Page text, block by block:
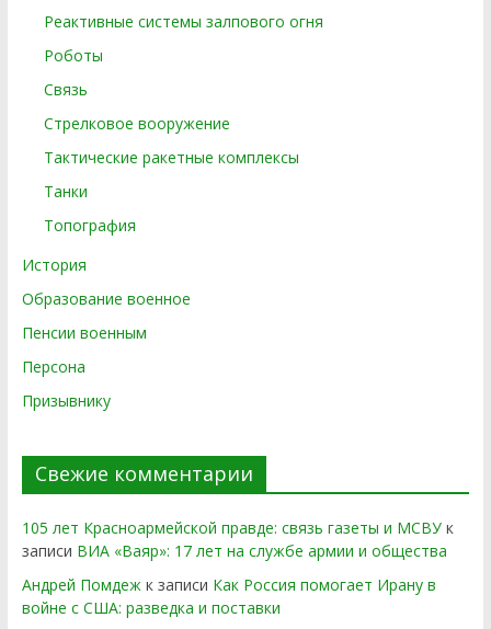
Реактивные системы залпового огня
Роботы
Связь
Стрелковое вооружение
Тактические ракетные комплексы
Танки
Топография
История
Образование военное
Пенсии военным
Персона
Призывнику
Свежие комментарии
105 лет Красноармейской правде: связь газеты и МСВУк
записи ВИА «Ваяр»: 17 лет на службе армии и общества
Андрей Помдеж к записи Как Россия помогает Ирану в
войне с США: разведка и поставки